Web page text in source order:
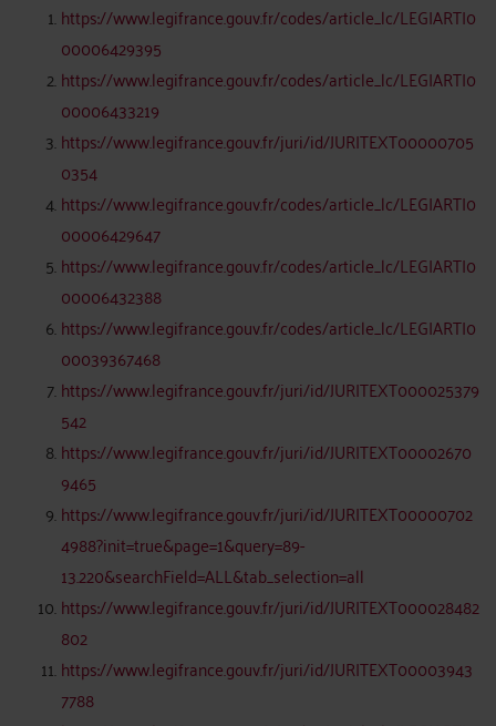
https://www.legifrance.gouv.fr/codes/article_lc/LEGIARTI0
00006429395
https://www.legifrance.gouv.fr/codes/article_lc/LEGIARTI0
00006433219
https://www.legifrance.gouv.fr/juri/id/JURITEXT00000705
0354
https://www.legifrance.gouv.fr/codes/article_lc/LEGIARTI0
00006429647
https://www.legifrance.gouv.fr/codes/article_lc/LEGIARTI0
00006432388
https://www.legifrance.gouv.fr/codes/article_lc/LEGIARTI0
00039367468
https://www.legifrance.gouv.fr/juri/id/JURITEXT000025379
542
https://www.legifrance.gouv.fr/juri/id/JURITEXT00002670
9465
https://www.legifrance.gouv.fr/juri/id/JURITEXT00000702
4988?init=true&page=1&query=89-
13.220&searchField=ALL&tab_selection=all
https://www.legifrance.gouv.fr/juri/id/JURITEXT000028482
802
https://www.legifrance.gouv.fr/juri/id/JURITEXT00003943
7788